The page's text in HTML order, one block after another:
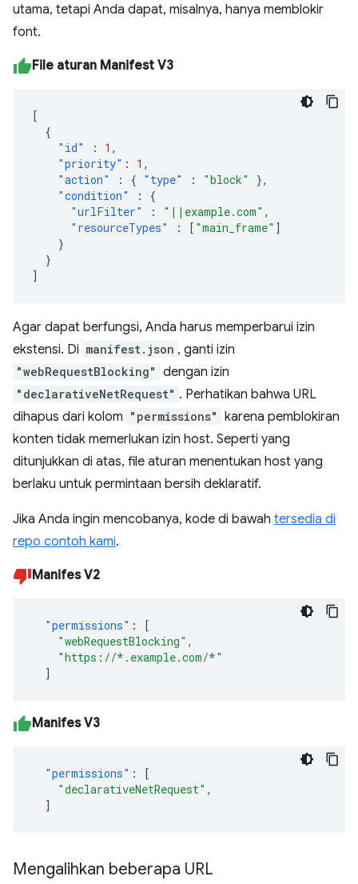
utama, tetapi Anda dapat, misalnya, hanya memblokir
font.
File aturan Manifest V3
[
{
"id"
: 1 ,
"priority" : 1 ,
"action"
: { "type" : "block"
},
"condition"
:
{
"urlFilter"
: "||example.com" ,
"resourceTypes"
: [ "main_frame" ]
}
}
]
Agar dapat berfungsi, Anda harus memperbarui izin
ekstensi. Di manifest.json , ganti izin
"webRequestBlocking" dengan izin
"declarativeNetRequest" . Perhatikan bahwa URL
dihapus dari kolom "permissions" karena pemblokiran
konten tidak memerlukan izin host. Seperti yang
ditunjukkan di atas, file aturan menentukan host yang
berlaku untuk permintaan bersih deklaratif.
Jika Anda ingin mencobanya, kode di bawah tersedia di
repo contoh kami.
Manifes V2
"permissions" :
[
"webRequestBlocking" ,
"https://*.example.com/*"
]
Manifes V3
"permissions" :
[
"declarativeNetRequest" ,
]
Mengalihkan beberapa URL